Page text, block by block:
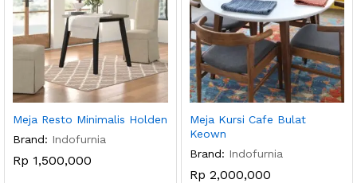
Meja Resto Minimalis Holden
Brand: Indofurnia
Rp 1,500,000
Meja Kursi Cafe Bulat
Keown
Brand: Indofurnia
Rp 2,000,000